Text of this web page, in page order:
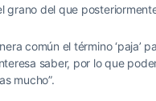
grano del que
común el término ‘paja’
saber, por lo que
mucho”.